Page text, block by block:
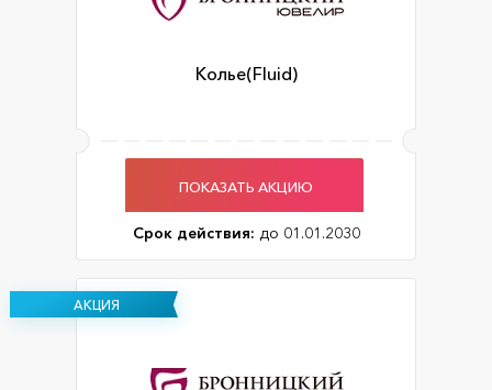
Колье(Fluid)
ПОКАЗАТЬ АКЦИЮ
Срок действия: до 01.01.2030
АКЦИЯ